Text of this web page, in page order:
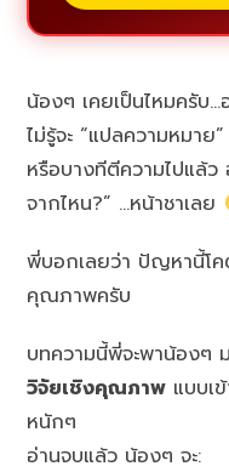
น้องๆ เคยเป็นไหมครั
ไม่รู้จะ “แปลความหมาย
หรือบางทีตีความไปแล้ว
จากไหน?” …หน้าชาเลย
พี่บอกเลยว่า ปัญหานี้โ
คุณภาพครับ
บทความนี้พี่จะพาน้องๆ
วิจัยเชิงคุณภาพ แบบเ
หนักๆ
อ่านจบแล้ว น้องๆ จะ: